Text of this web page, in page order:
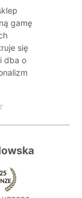
gamę
się
dba o